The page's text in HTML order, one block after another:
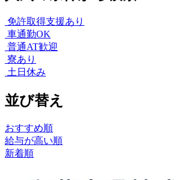
免許取得支援あり
車通勤OK
普通AT歓迎
寮あり
土日休み
並び替え
おすすめ順
給与が高い順
新着順